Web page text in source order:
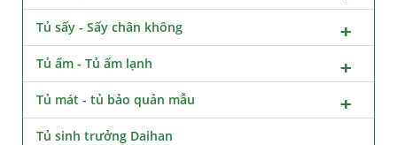
Tủ sấy - Sấy chân không
Tủ ấm - Tủ ấm lạnh
Tủ mát - tủ bảo quản mẫu
Tủ sinh trưởng Daihan